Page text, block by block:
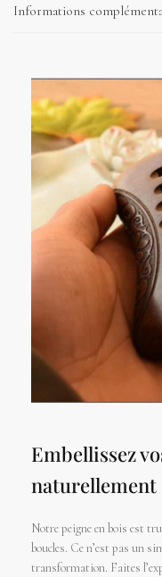
Informations
Embellissez
naturellement
Notre peigne en bois est
boucles. Ce n’est pas un
transformation. Faites